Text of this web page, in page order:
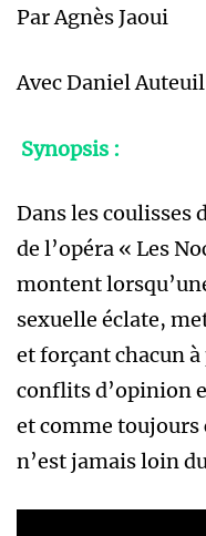
Par Agnès Jaoui
Avec Daniel
Synopsis :
Dans les coulisses
de l’opéra « Les
montent
sexuelle éclate,
et forçant chacun
conflits d’opinion
et comme toujours
n’est jamais loin